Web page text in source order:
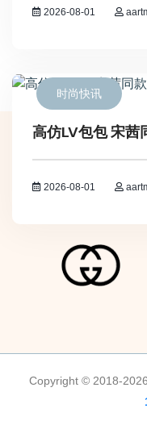
2026-08-01
时尚快讯
高仿LV包包 宋茜
2026-08-01
Copyright © 2018-2026